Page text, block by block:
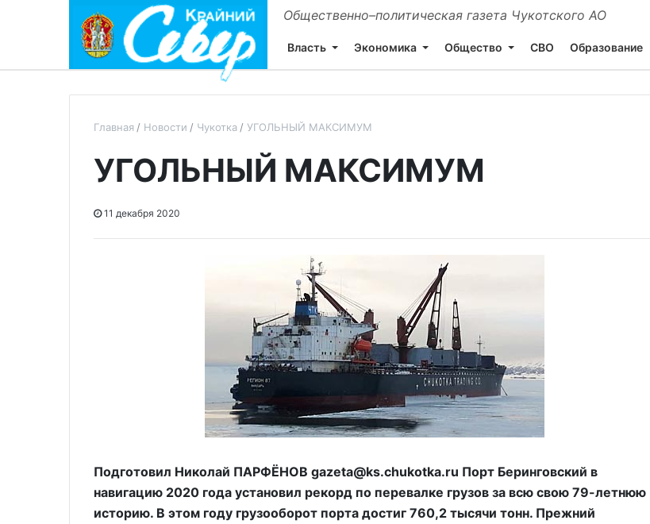
Общественно–политическая газета Чукотского АО
Власть Экономика Общество СВО Образование
Главная Новости Чукотка УГОЛЬНЫЙ МАКСИМУМ
УГОЛЬНЫЙ МАКСИМУМ
11 декабря 2020
Подготовил Николай ПАРФЁНОВ gazeta@ks.chukotka.ru Порт Беринговский в
навигацию 2020 года установил рекорд по перевалке грузов за всю свою 79-летнюю
историю. В этом году грузооборот порта достиг 760,2 тысячи тонн. Прежний